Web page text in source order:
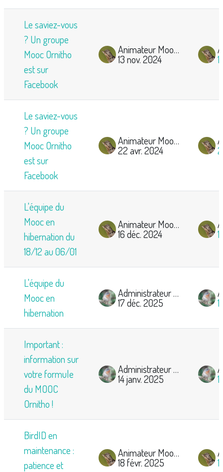
Le saviez-vous
? Un groupe
Mooc Ornitho
est sur
Facebook
Animateur Mooc-Ornitho
13 nov. 2024
Le saviez-vous
? Un groupe
Mooc Ornitho
est sur
Facebook
Animateur Mooc-Ornitho
22 avr. 2024
L'équipe du
Mooc en
hibernation du
18/12 au 06/01
Animateur Mooc-Ornitho
16 déc. 2024
L'équipe du
Mooc en
hibernation
Administrateur Mooc Ornitho
17 déc. 2025
Important :
information sur
votre formule
du MOOC
Ornitho !
Administrateur Mooc Ornitho
14 janv. 2025
BirdID en
maintenance :
patience et
Animateur Mooc-Ornitho
18 févr. 2025